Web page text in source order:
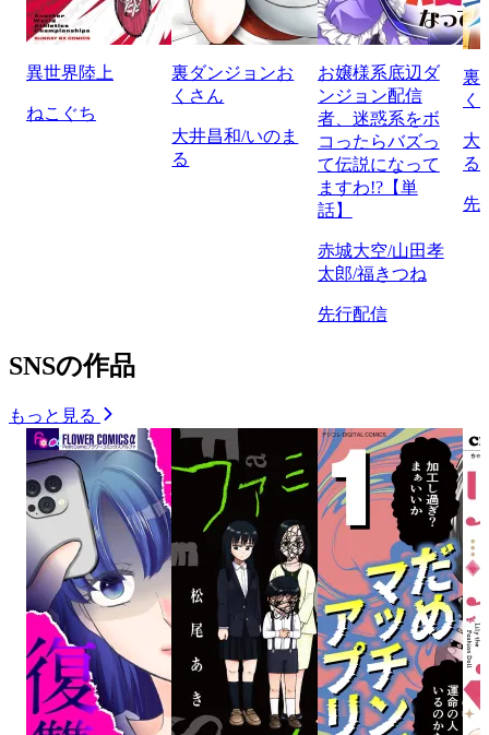
異世界陸上
ねこぐち
裏ダンジョンお
くさん
大井昌和/いのま
る
お嬢様系底辺ダ
ンジョン配信
者、迷惑系をボ
コったらバズっ
て伝説になって
ますわ!?【単
話】
赤城大空/山田孝
太郎/福きつね
先行配信
裏
く
大
る
先
SNSの作品
もっと見る